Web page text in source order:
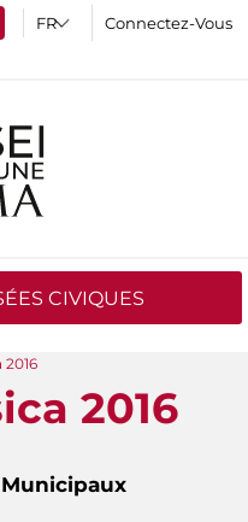
Connectez-Vous
CIVIQUES
2016
2016